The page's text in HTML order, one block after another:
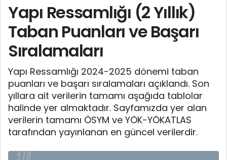
Yapı Ressamlığı (2 Yıllık)
Taban Puanları ve Başarı
Sıralamaları
Yapı Ressamlığı 2024-2025 dönemi taban
puanları ve başarı sıralamaları açıklandı. Son
yıllara ait verilerin tamamı aşağıda tablolar
halinde yer almaktadır. Sayfamızda yer alan
verilerin tamamı ÖSYM ve YÖK-YÖKATLAS
tarafından yayınlanan en güncel verilerdir.